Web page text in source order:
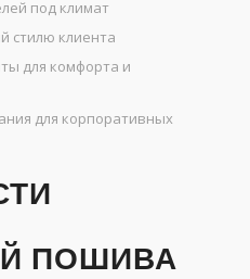
под климат
стилю клиента
для комфорта и
для корпоративных
ПОШИВА